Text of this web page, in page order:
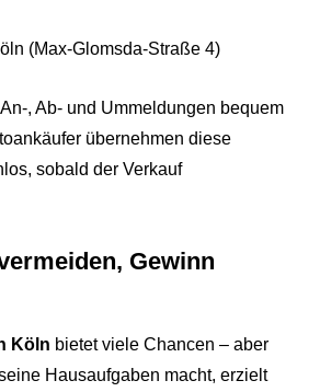
(Max-Glomsda-Straße 4)
, Ab- und Ummeldungen bequem
übernehmen diese
sobald der Verkauf
Gewinn
Köln bietet viele Chancen – aber
Hausaufgaben macht, erzielt